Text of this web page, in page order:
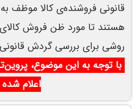
قانونی فروشنده‌ی کالا موظف
هستند تا مورد ظن فروش کالای
روشی برای بررسی گردش
با توجه به این موضوع،
اعلام